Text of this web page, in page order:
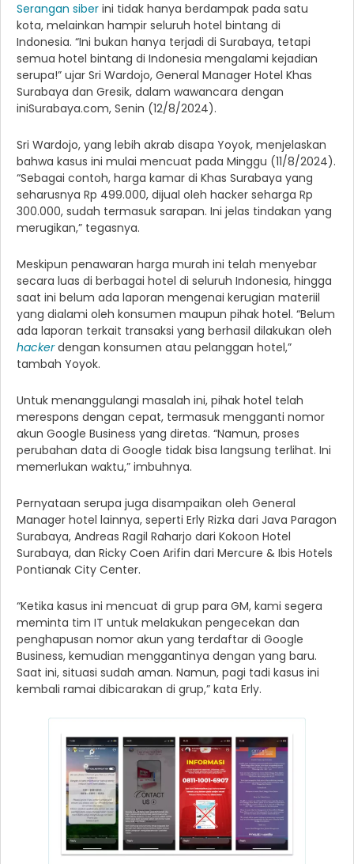
Serangan siber ini tidak hanya berdampak pada satu
kota, melainkan hampir seluruh hotel bintang di
Indonesia. “Ini bukan hanya terjadi di Surabaya, tetapi
semua hotel bintang di Indonesia mengalami kejadian
serupa!” ujar Sri Wardojo, General Manager Hotel Khas
Surabaya dan Gresik, dalam wawancara dengan
iniSurabaya.com, Senin (12/8/2024).
Sri Wardojo, yang lebih akrab disapa Yoyok, menjelaskan
bahwa kasus ini mulai mencuat pada Minggu (11/8/2024).
“Sebagai contoh, harga kamar di Khas Surabaya yang
seharusnya Rp 499.000, dijual oleh hacker seharga Rp
300.000, sudah termasuk sarapan. Ini jelas tindakan yang
merugikan,” tegasnya.
Meskipun penawaran harga murah ini telah menyebar
secara luas di berbagai hotel di seluruh Indonesia, hingga
saat ini belum ada laporan mengenai kerugian materiil
yang dialami oleh konsumen maupun pihak hotel. “Belum
ada laporan terkait transaksi yang berhasil dilakukan oleh
hackerdengan konsumen atau pelanggan hotel,”
tambah Yoyok.
Untuk menanggulangi masalah ini, pihak hotel telah
merespons dengan cepat, termasuk mengganti nomor
akun Google Business yang diretas. “Namun, proses
perubahan data di Google tidak bisa langsung terlihat. Ini
memerlukan waktu,” imbuhnya.
Pernyataan serupa juga disampaikan oleh General
Manager hotel lainnya, seperti Erly Rizka dari Java Paragon
Surabaya, Andreas Ragil Raharjo dari Kokoon Hotel
Surabaya, dan Ricky Coen Arifin dari Mercure & Ibis Hotels
Pontianak City Center.
“Ketika kasus ini mencuat di grup para GM, kami segera
meminta tim IT untuk melakukan pengecekan dan
penghapusan nomor akun yang terdaftar di Google
Business, kemudian menggantinya dengan yang baru.
Saat ini, situasi sudah aman. Namun, pagi tadi kasus ini
kembali ramai dibicarakan di grup,” kata Erly.